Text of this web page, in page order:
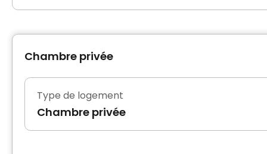
Chambre privée
Type de logement
Chambre privée